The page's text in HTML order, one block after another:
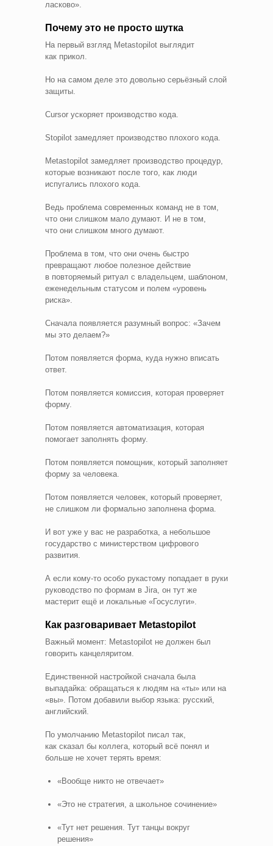
ласково».
Почему это не просто шутка
На первый взгляд Metastopilot выглядит
как прикол.
Но на самом деле это довольно серьёзный слой
защиты.
Cursor ускоряет производство кода.
Stopilot замедляет производство плохого кода.
Metastopilot замедляет производство процедур,
которые возникают после того, как люди
испугались плохого кода.
Ведь проблема современных команд не в том,
что они слишком мало думают. И не в том,
что они слишком много думают.
Проблема в том, что они очень быстро
превращают любое полезное действие
в повторяемый ритуал с владельцем, шаблоном,
еженедельным статусом и полем «уровень
риска».
Сначала появляется разумный вопрос: «Зачем
мы это делаем?»
Потом появляется форма, куда нужно вписать
ответ.
Потом появляется комиссия, которая проверяет
форму.
Потом появляется автоматизация, которая
помогает заполнять форму.
Потом появляется помощник, который заполняет
форму за человека.
Потом появляется человек, который проверяет,
не слишком ли формально заполнена форма.
И вот уже у вас не разработка, а небольшое
государство с министерством цифрового
развития.
А если кому‑то особо рукастому попадает в руки
руководство по формам в Jira, он тут же
мастерит ещё и локальные «Госуслуги».
Как разговаривает Metastopilot
Важный момент: Metastopilot не должен был
говорить канцеляритом.
Единственной настройкой сначала была
выпадайка: обращаться к людям на «ты» или на
«вы». Потом добавили выбор языка: русский,
английский.
По умолчанию Metastopilot писал так,
как сказал бы коллега, который всё понял и
больше не хочет терять время:
«Вообще никто не отвечает»
«Это не стратегия, а школьное сочинение»
«Тут нет решения. Тут танцы вокруг
решения»